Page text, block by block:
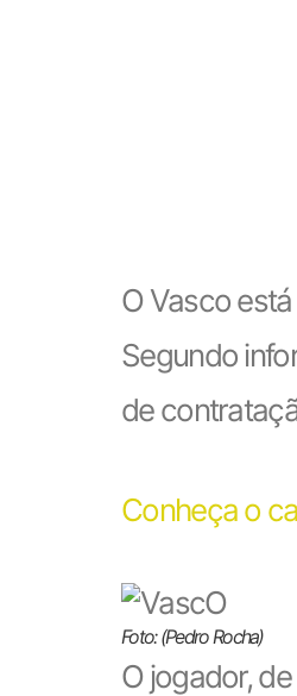
O Vasco
Segundo
de
Conheça o
Foto: (Pedro Rocha)
O jogador,